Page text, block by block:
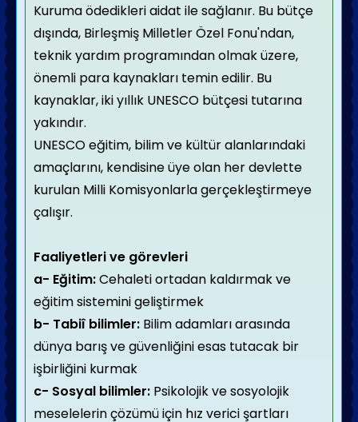
Kuruma ödedikleri aidat ile sağlanır. Bu bütçe
dışında, Birleşmiş Milletler Özel Fonu'ndan,
teknik yardım programından olmak üzere,
önemli para kaynakları temin edilir. Bu
kaynaklar, iki yıllık UNESCO bütçesi tutarına
yakındır.
UNESCO eğitim, bilim ve kültür alanlarındaki
amaçlarını, kendisine üye olan her devlette
kurulan Milli Komisyonlarla gerçekleştirmeye
çalışır.
Faaliyetleri ve görevleri
a- Eğitim:Cehaleti ortadan kaldırmak ve
eğitim sistemini geliştirmek
b- Tabiî bilimler: Bilim adamları arasında
dünya barış ve güvenliğini esas tutacak bir
işbirliğini kurmak
c- Sosyal bilimler: Psikolojik ve sosyolojik
meselelerin çözümü için hız verici şartları